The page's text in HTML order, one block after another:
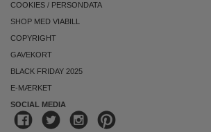
COOKIES / PERSONDATA
SHOP MED VIABILL
COPYRIGHT
GAVEKORT
BLACK FRIDAY 2025
E-MÆRKET
SOCIAL MEDIA